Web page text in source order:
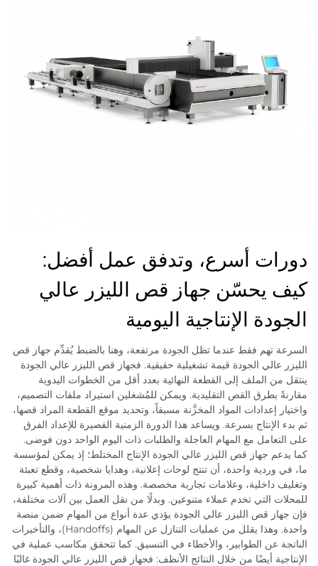
دورات أسرع، وتدفق عمل أفضل:
كيف يحسّن جهاز قص الليزر عالي
الجودة الإنتاجية اليومية
السرعة تهم فقط عندما تظل الجودة مرتفعة، وهنا بالضبط يُقدِّم جهاز قص
الليزر عالي الجودة قيمة تشغيلية حقيقية. فجهاز قص الليزر عالي الجودة
ينتقل من الملف إلى القطعة النهائية بعدد أقل من الخطوات اليدوية
مقارنةً بطرق القص التقليدية. ويمكن للمُشغلين استيراد ملفات التصميم،
واختيار إعدادات المواد المخزَّنة مسبقاً، وتحديد موقع القطعة المراد قصها،
ثم بدء الإنتاج بسرعة. ويساعد هذا الدورة الزمنية القصيرة للإعداد الفرق
على التعامل مع المهام العاجلة والطلبات ذات اليوم الواحد دون فوضى.
كما يدعم جهاز قص الليزر عالي الجودة الإنتاج المختلط؛ إذ يمكن لمؤسسة
ما، في وردية واحدة، أن تنتج لوحات إعلانية، وهدايا شخصية، وقطع تعبئة
وتغليف داخلية، وعلامات تجارية مخصصة. وهذه المرونة ذات أهمية كبيرة
للمحلات التي تخدم عملاء متنوعين. وبدلًا من نقل العمل بين آلات مختلفة،
فإن جهاز قص الليزر عالي الجودة يؤدي عدة أنواع من المهام ضمن منصة
واحدة. وهذا يقلل من عمليات التنازل عن المهام (Handoffs)، والتأخيرات
الناتجة عن الطوابير، والأخطاء في التنسيق. كما تتحقق مكاسب عملية في
الإنتاجية أيضًا من خلال النتائج الأنظف: فجهاز قص الليزر عالي الجودة غالبًا